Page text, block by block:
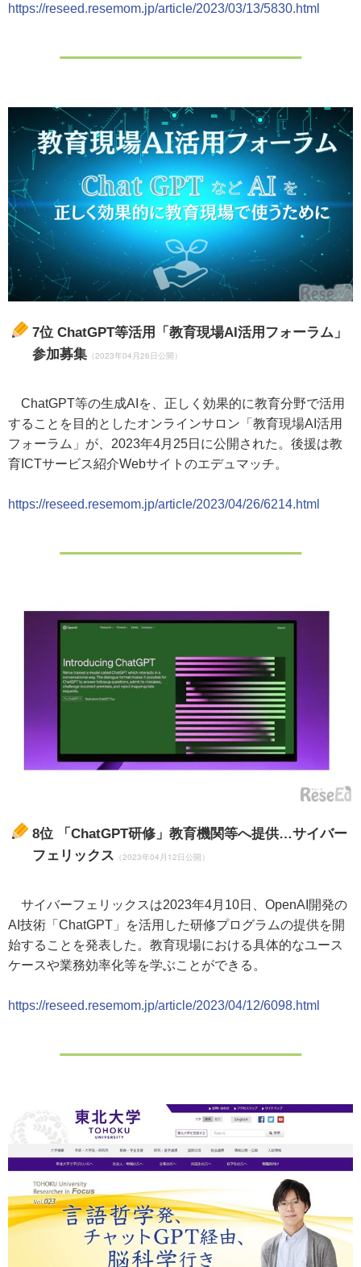
https://reseed.resemom.jp/article/2023/03/13/5830.html
7位 ChatGPT等活用「教育現場AI活用フォーラム」
参加募集 （2023年04月26日公開）
ChatGPT等の生成AIを、正しく効果的に教育分野で活用
することを目的としたオンラインサロン「教育現場AI活用
フォーラム」が、2023年4月25日に公開された。後援は教
育ICTサービス紹介Webサイトのエデュマッチ。
https://reseed.resemom.jp/article/2023/04/26/6214.html
8位 「ChatGPT研修」教育機関等へ提供…サイバー
フェリックス （2023年04月12日公開）
サイバーフェリックスは2023年4月10日、OpenAI開発の
AI技術「ChatGPT」を活用した研修プログラムの提供を開
始することを発表した。教育現場における具体的なユース
ケースや業務効率化等を学ぶことができる。
https://reseed.resemom.jp/article/2023/04/12/6098.html